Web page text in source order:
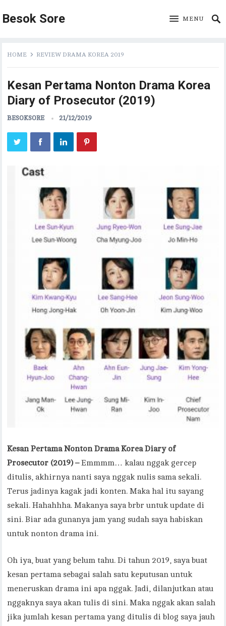
Besok Sore MENU
HOME REVIEW DRAMA KOREA 2019
Kesan Pertama Nonton Drama Korea
Diary of Prosecutor (2019)
BESOKSORE 21/12/2019
Kesan Pertama Nonton Drama Korea Diary of
Prosecutor (2019) –Emmmm… kalau nggak gercep
ditulis, akhirnya nanti saya nggak nulis sama sekali.
Terus jadinya kagak jadi konten. Maka hal itu sayang
sekali. Hahahhha. Makanya saya brbr untuk update di
sini. Biar ada gunanya jam yang sudah saya habiskan
untuk nonton drama ini.
Oh iya, buat yang belum tahu. Di tahun 2019, saya buat
kesan pertama sebagai salah satu keputusan untuk
meneruskan drama ini apa nggak. Jadi, dilanjutkan atau
nggaknya saya akan tulis di sini. Maka nggak akan salah
jika jumlah kesan pertama yang ditulis di blog saya jauh